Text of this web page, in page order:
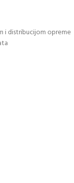
i distribucijom opreme